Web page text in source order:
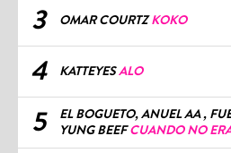
3 OMAR COURTZKOKO
4 KATTEYESALO
5
EL BOGUETO, ANUEL AA ,
YUNG BEEFCUANDO NO